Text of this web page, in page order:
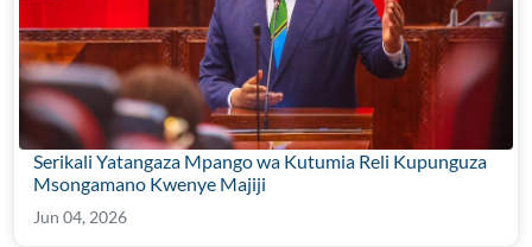
Serikali Yatangaza Mpango wa Kutumia Reli Kupunguza
Msongamano Kwenye Majiji
Jun 04, 2026